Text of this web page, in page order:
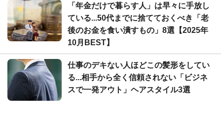
「年金だけで暮らす人」は早々に手放し
ている...50代までに捨てておくべき「老
後のお金を食い潰すもの」8選【2025年
10月BEST】
仕事のデキない人ほどこの髪形をしてい
る...相手から全く信頼されない「ビジネ
スで一発アウト」ヘアスタイル3選